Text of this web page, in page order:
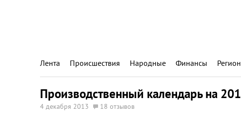
Лента Происшествия Народные Финансы
Производственный календарь на
4 декабря 2013 18 отзывов